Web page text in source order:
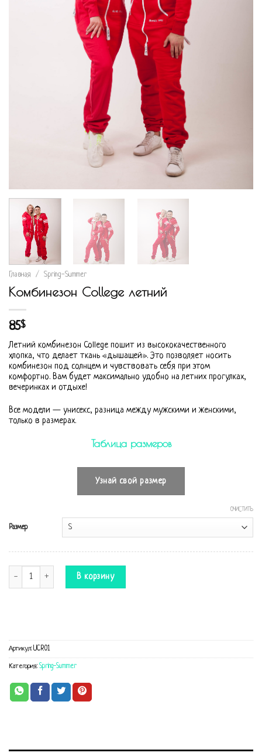
Главная / Spring-Summer
Комбинезон College летний
85$
Летний комбинезон College пошит из высококачественного
хлопка, что делает ткань «дышащей». Это позволяет носить
комбинезон под солнцем и чувствовать себя при этом
комфортно. Вам будет максимально удобно на летних прогулках,
вечеринках и отдыхе!
Все модели — унисекс, разница между мужскими и женскими,
только в размерах.
Таблица размеров
Узнай свой размер
Размер
ОЧИСТИТЬ
Количество Комбинезон College летний
В корзину
Артикул: UCR01
Категория: Spring-Summer